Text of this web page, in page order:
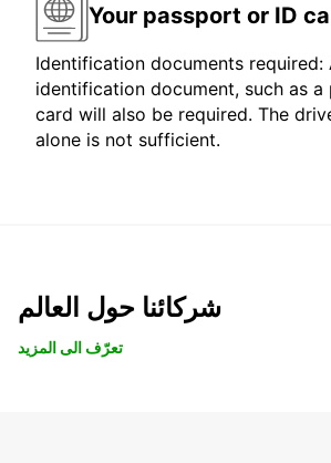
Your passport or ID
Identification documents required:
identification document, such as a
card will also be required. The
alone is not sufficient.
شركائنا حول العالم
تعرّف الى المزيد